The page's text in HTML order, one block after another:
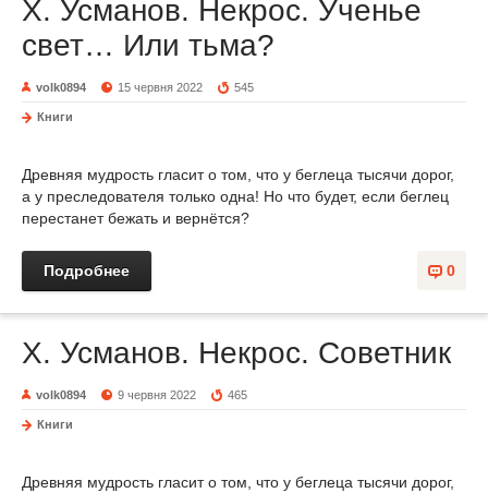
Х. Усманов. Некрос. Ученье
свет… Или тьма?
volk0894 15 червня 2022 545
Книги
Древняя мудрость гласит о том, что у беглеца тысячи дорог,
а у преследователя только одна! Но что будет, если беглец
перестанет бежать и вернётся?
0
Подробнее
Х. Усманов. Некрос. Советник
volk0894 9 червня 2022 465
Книги
Древняя мудрость гласит о том, что у беглеца тысячи дорог,